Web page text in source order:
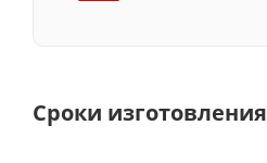
Сроки изготовления